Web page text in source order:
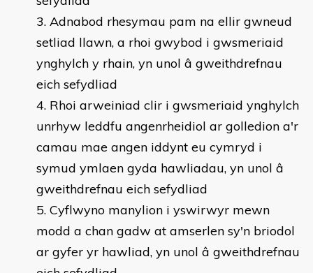
Adnabod rhesymau pam na ellir gwneud
setliad llawn, a rhoi gwybod i gwsmeriaid
ynghylch y rhain, yn unol â gweithdrefnau
eich sefydliad
Rhoi arweiniad clir i gwsmeriaid ynghylch
unrhyw leddfu angenrheidiol ar golledion a'r
camau mae angen iddynt eu cymryd i
symud ymlaen gyda hawliadau, yn unol â
gweithdrefnau eich sefydliad
Cyflwyno manylion i yswirwyr mewn
modd a chan gadw at amserlen sy'n briodol
ar gyfer yr hawliad, yn unol â gweithdrefnau